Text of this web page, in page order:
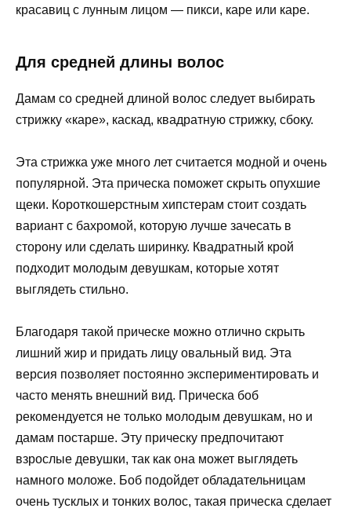
красавиц с лунным лицом — пикси, каре или каре.
Для средней длины волос
Дамам со средней длиной волос следует выбирать
стрижку «каре», каскад, квадратную стрижку, сбоку.
Эта стрижка уже много лет считается модной и очень
популярной. Эта прическа поможет скрыть опухшие
щеки. Короткошерстным хипстерам стоит создать
вариант с бахромой, которую лучше зачесать в
сторону или сделать ширинку. Квадратный крой
подходит молодым девушкам, которые хотят
выглядеть стильно.
Благодаря такой прическе можно отлично скрыть
лишний жир и придать лицу овальный вид. Эта
версия позволяет постоянно экспериментировать и
часто менять внешний вид. Прическа боб
рекомендуется не только молодым девушкам, но и
дамам постарше. Эту прическу предпочитают
взрослые девушки, так как она может выглядеть
намного моложе. Боб подойдет обладательницам
очень тусклых и тонких волос, такая прическа сделает